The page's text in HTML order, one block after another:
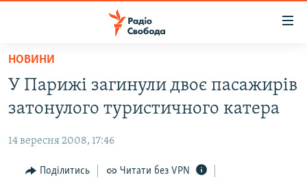
Перейти
основного
матеріалу
до
навігації
ВСЕ ЗА ДОБУ
ПОЛІТИКА
ЕКОНОМІКА
ВІЙНА
РОСІЙСЬКА «ФІЛЬТРАЦІЯ»
НОВИНИ
У Парижі загинули двоє пасажирів
затонулого туристичного катера
14 вересня 2008, 17:46
Поділитись Читати без VPN